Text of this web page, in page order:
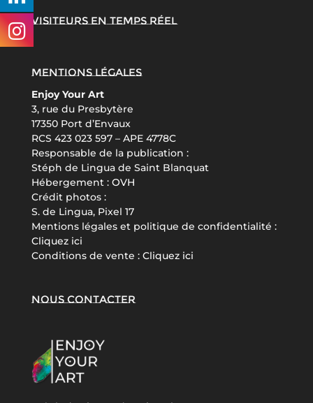
Visiteurs en temps réel
Mentions légales
Enjoy Your Art
3, rue du Presbytère
17350 Port d’Envaux
RCS 423 023 597 – APE 4778C
Responsable de la publication :
Stéph de Lingua de Saint Blanquat
Hébergement : OVH
Crédit photos :
S. de Lingua, Pixel 17
Mentions légales et politique de confidentialité :
Cliquez ici
Conditions de vente : Cliquez ici
Nous contacter